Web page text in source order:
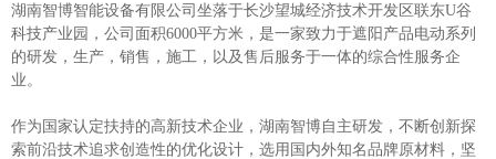
湖南智博智能设备有限公司坐落于长沙望城经济技术开发区联东U谷
科技产业园，公司面积6000平方米，是一家致力于遮阳产品电动系列
的研发，生产，销售，施工，以及售后服务于一体的综合性服务企
业。
作为国家认定扶持的高新技术企业，湖南智博自主研发，不断创新探
索前沿技术追求创造性的优化设计，选用国内外知名品牌原材料，坚